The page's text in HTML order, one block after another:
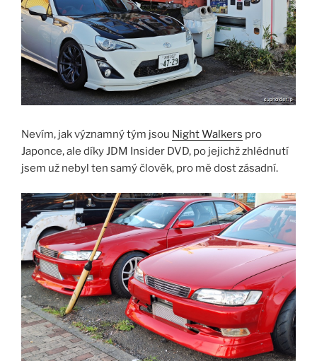
Nevím, jak významný tým jsou Night Walkers pro
Japonce, ale díky JDM Insider DVD, po jejichž zhlédnutí
jsem už nebyl ten samý člověk, pro mě dost zásadní.